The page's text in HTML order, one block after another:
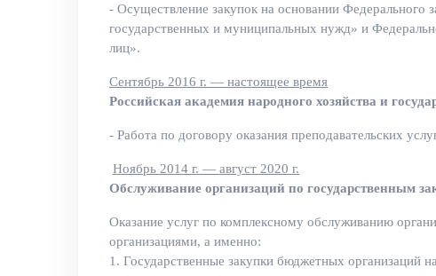
- Осуществление закупок на основании Федерального
государственных и муниципальных нужд» и
лиц».
Сентябрь 2016 г. — настоящее время
Российская академия народного хозяйства и
- Работа по договору оказания преподавательских
Ноябрь 2014 г. — август 2020 г.
Обслуживание организаций по государственным
Оказание услуг по комплексному обслуживанию
организациями, а именно:
1. Государственные закупки бюджетных организаций